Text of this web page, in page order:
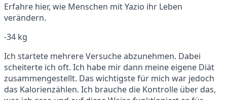
Erfahre hier, wie Menschen mit Yazio ihr Leben
verändern.
-34 kg
Ich startete mehrere Versuche abzunehmen. Dabei
scheiterte ich oft. Ich habe mir dann meine eigene Diät
zusammengestellt. Das wichtigste für mich war jedoch
das Kalorienzählen. Ich brauche die Kontrolle über das,